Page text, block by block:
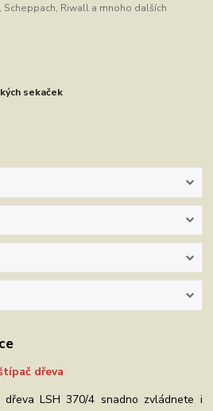
Scheppach, Riwall a mnoho dalších
sekaček
dřeva
dřeva LSH 370/4 snadno zvládnete i